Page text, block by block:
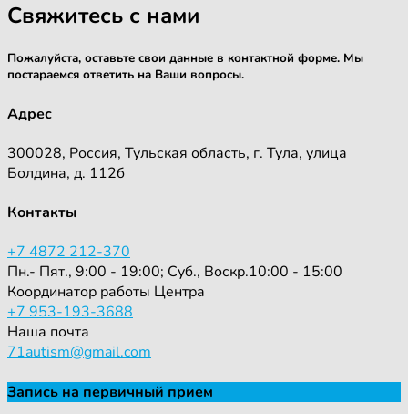
Свяжитесь с нами
Пожалуйста, оставьте свои данные в контактной форме. Мы
постараемся ответить на Ваши вопросы.
Адрес
300028, Россия, Тульская область, г. Тула, улица
Болдина, д. 112б
Контакты
+7 4872 212-370
Пн.- Пят., 9:00 - 19:00; Суб., Воскр.10:00 - 15:00
Координатор работы Центра
+7 953-193-3688
Наша почта
71autism@gmail.com
Запись на первичный прием